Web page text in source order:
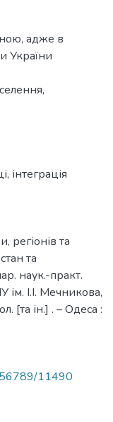
адже в
України
, інтеграція
регіонів та
та
наук.-практ.
І.І. Мечникова,
[та ін.] . – Одеса :
11490